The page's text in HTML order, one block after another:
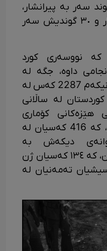
بە شاری سنە، ٧ گوند سەر بە پیرانشار،
١٣ گوند سەر بە هەوشار و ٣٠ گوندیش سەر
کە نووسەری کورد
داوە، جگە لە
قوربانیانی کۆمەڵکوژی، لانیکەم 2287 کەس لە
لە ساڵانی
دەستی هێزەکانی کۆماری
ئیسلامیی ئێران کوژراون، کە 416 کەسیان لە
دیکەش بە
لەسێدارەدان لەنێو بردراون، کە ١٣٤ کەسیان ژن
لانیکەم ٥٩ کەسیشیان تەمەنیان لە